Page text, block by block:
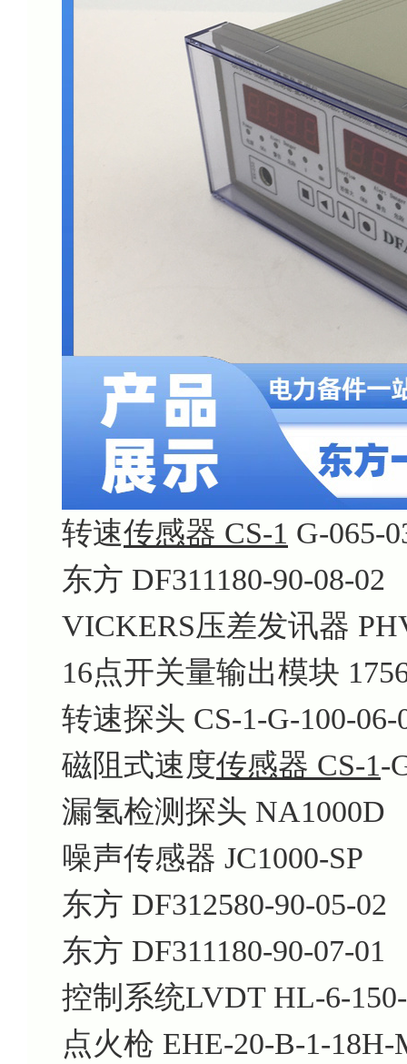
转速传感器 CS-1 G-065-
东方 DF311180-90-08-02
VICKERS压差发讯器
16点开关量输出模块
转速探头 CS-1-G-100-06-
磁阻式速度传感器 CS-1-
漏氢检测探头 NA1000D
噪声传感器 JC1000-SP
东方 DF312580-90-05-02
东方 DF311180-90-07-01
控制系统LVDT HL-6-
点火枪 EHE-20-B-1-18H-